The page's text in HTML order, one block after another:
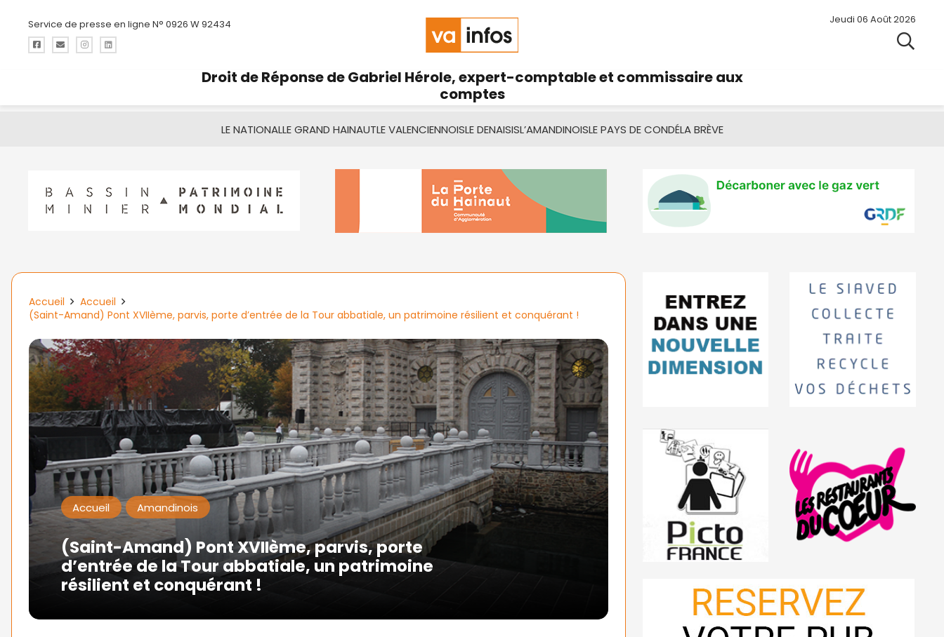
Service de presse en ligne N° 0926 W 92434 Jeudi 06 Août 2026
Droit de Réponse de Gabriel Hérole, expert-comptable et commissaire aux
comptes
LE NATIONALLE GRAND HAINAUTLE VALENCIENNOISLE DENAISISL’AMANDINOISLE PAYS DE CONDÉLA BRÈVE
Accueil
Accueil
(Saint-Amand) Pont XVIIème, parvis, porte d’entrée de la Tour abbatiale, un patrimoine résilient et conquérant !
Accueil Amandinois
(Saint-Amand) Pont XVIIème, parvis, porte
d’entrée de la Tour abbatiale, un patrimoine
résilient et conquérant !